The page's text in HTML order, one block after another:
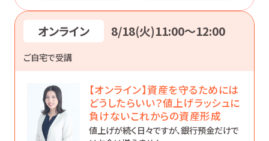
オンライン 8/18(火)11:00〜12:00
ご自宅で受講
【オンライン】資産を守るためには
どうしたらいい？値上げラッシュに
負けないこれからの資産形成
値上げが続く日々ですが、銀行預金だけで